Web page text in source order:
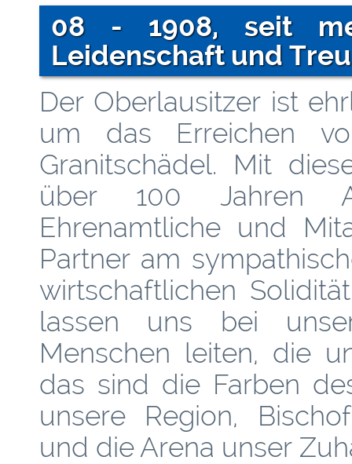
08 - 1908, seit
Leidenschaft und
Der Oberlausitzer ist
um das Erreichen
Granitschädel. Mit
über 100 Jahren
Ehrenamtliche und
Partner am
wirtschaftlichen
lassen uns bei
Menschen leiten, die
das sind die Farben
unsere Region,
und die Arena unser